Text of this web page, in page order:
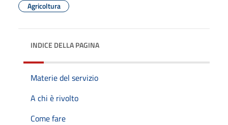
Agricoltura
INDICE DELLA PAGINA
Materie del servizio
A chi è rivolto
Come fare